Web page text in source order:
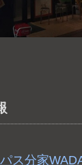
ス分家